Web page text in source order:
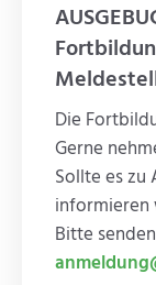
Die
Gerne
Sollte es zu
informieren
Bitte